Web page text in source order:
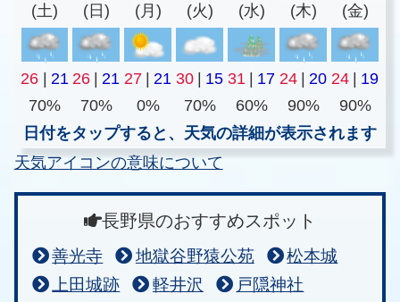
(土)
(日)
(月)
(火)
(水)
(木)
(金)
26 21 26 21 27 21 30 15 31 17 24 20 24
19
70%
70% 0% 70% 60% 90%
90%
日付をタップすると、天気の詳細が表示されます
天気アイコンの意味について
長野県のおすすめスポット
善光寺 地獄谷野猿公苑
松本城
上田城跡
軽井沢
戸隠神社